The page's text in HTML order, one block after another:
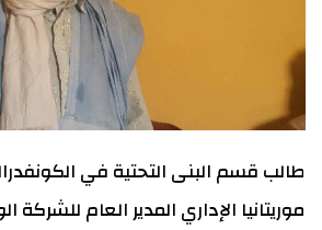
طالب قسم البنى التحتية في
موريتانيا الإداري المدير العام للشركة